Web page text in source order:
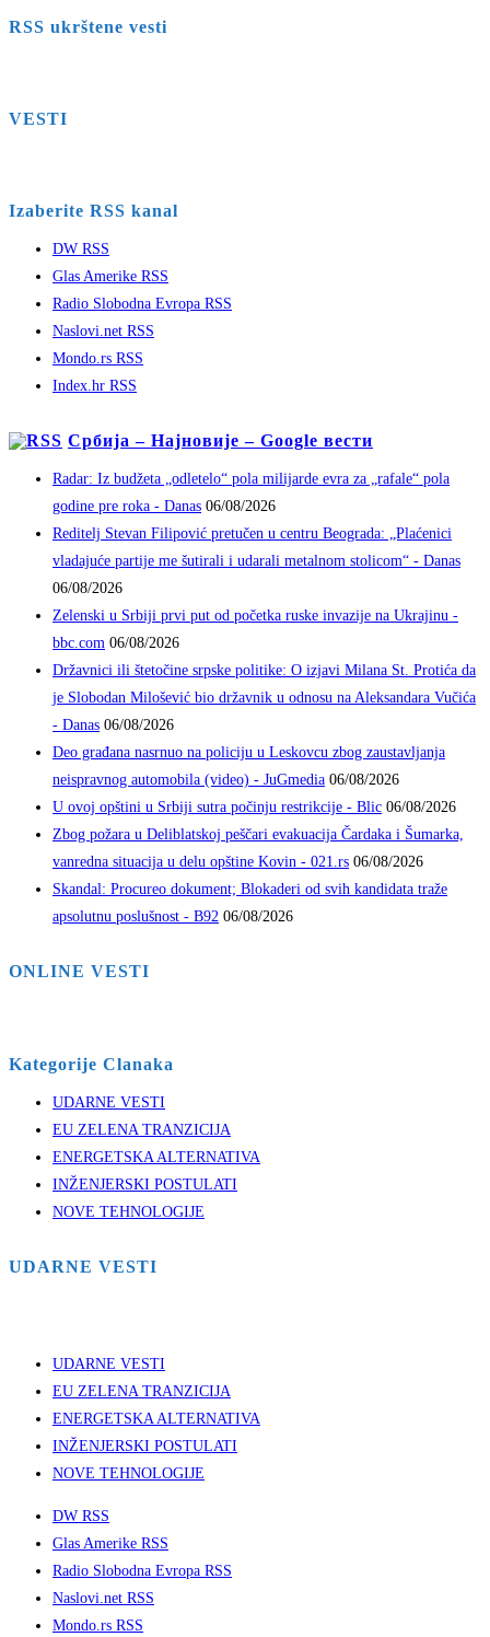
RSS ukrštene vesti
VESTI
Izaberite RSS kanal
DW RSS
Glas Amerike RSS
Radio Slobodna Evropa RSS
Naslovi.net RSS
Mondo.rs RSS
Index.hr RSS
Србија – Најновије – Google вести
Radar: Iz budžeta „odletelo“ pola milijarde evra za „rafale“ pola
godine pre roka - Danas 06/08/2026
Reditelj Stevan Filipović pretučen u centru Beograda: „Plaćenici
vladajuće partije me šutirali i udarali metalnom stolicom“ - Danas
06/08/2026
Zelenski u Srbiji prvi put od početka ruske invazije na Ukrajinu -
bbc.com 06/08/2026
Državnici ili štetočine srpske politike: O izjavi Milana St. Protića da
je Slobodan Milošević bio državnik u odnosu na Aleksandara Vučića
- Danas 06/08/2026
Deo građana nasrnuo na policiju u Leskovcu zbog zaustavljanja
neispravnog automobila (video) - JuGmedia 06/08/2026
U ovoj opštini u Srbiji sutra počinju restrikcije - Blic 06/08/2026
Zbog požara u Deliblatskoj peščari evakuacija Čardaka i Šumarka,
vanredna situacija u delu opštine Kovin - 021.rs 06/08/2026
Skandal: Procureo dokument; Blokaderi od svih kandidata traže
apsolutnu poslušnost - B92 06/08/2026
ONLINE VESTI
Kategorije Clanaka
UDARNE VESTI
EU ZELENA TRANZICIJA
ENERGETSKA ALTERNATIVA
INŽENJERSKI POSTULATI
NOVE TEHNOLOGIJE
UDARNE VESTI
UDARNE VESTI
EU ZELENA TRANZICIJA
ENERGETSKA ALTERNATIVA
INŽENJERSKI POSTULATI
NOVE TEHNOLOGIJE
DW RSS
Glas Amerike RSS
Radio Slobodna Evropa RSS
Naslovi.net RSS
Mondo.rs RSS